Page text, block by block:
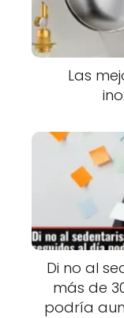
Las
Di no al
más de
podría